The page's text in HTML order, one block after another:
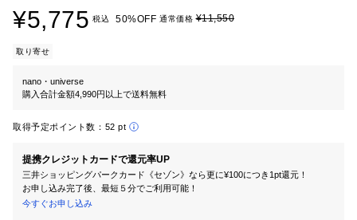
¥5,775 税込 50%OFF 通常価格¥11,550
取り寄せ
nano・universe
購入合計金額4,990円以上で送料無料
取得予定ポイント数： 52 pt
提携クレジットカードで還元率UP
三井ショッピングパークカード《セゾン》なら更に¥100につき1pt還元！
お申し込み完了後、最短５分でご利用可能！
今すぐお申し込み